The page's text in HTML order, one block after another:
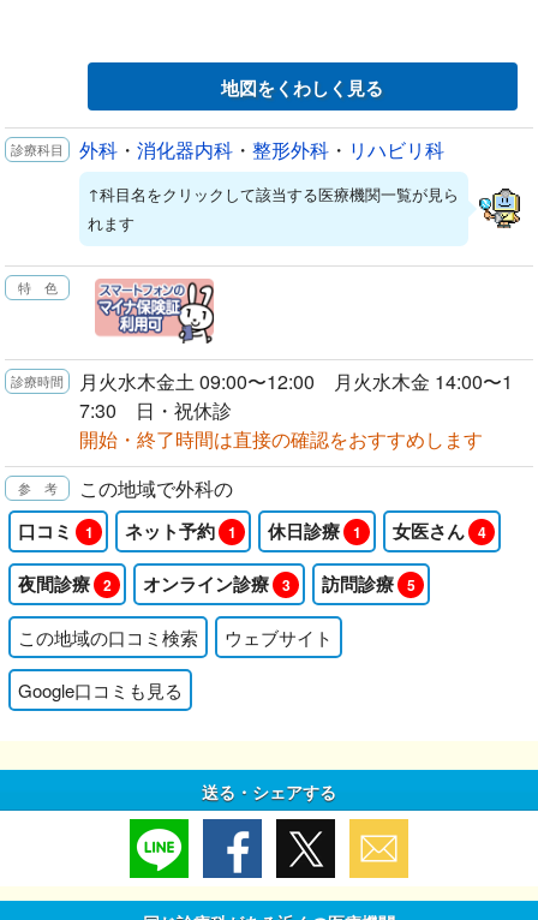
地図をくわしく見る
外科 ・ 消化器内科 ・ 整形外科 ・ リハビリ科
↑科目名をクリックして該当する医療機関一覧が見ら
れます
月火水木金土 09:00〜12:00 月火水木金 14:00〜1
7:30 日・祝休診
開始・終了時間は直接の確認をおすすめします
この地域で外科の
口コミ 1 ネット予約 1 休日診療 1 女医さん 4
夜間診療 2 オンライン診療 3 訪問診療 5
この地域の口コミ検索 ウェブサイト
Google口コミも見る
送る・シェアする